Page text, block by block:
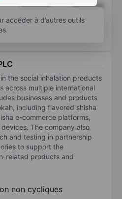
XXXXXXX
XXXXXXX
accéder à d’autres outils
the social inhalation products
across multiple international
businesses and products
including flavored shisha
e-commerce platforms,
The company also
and testing in partnership
to support the
related products and
non cycliques